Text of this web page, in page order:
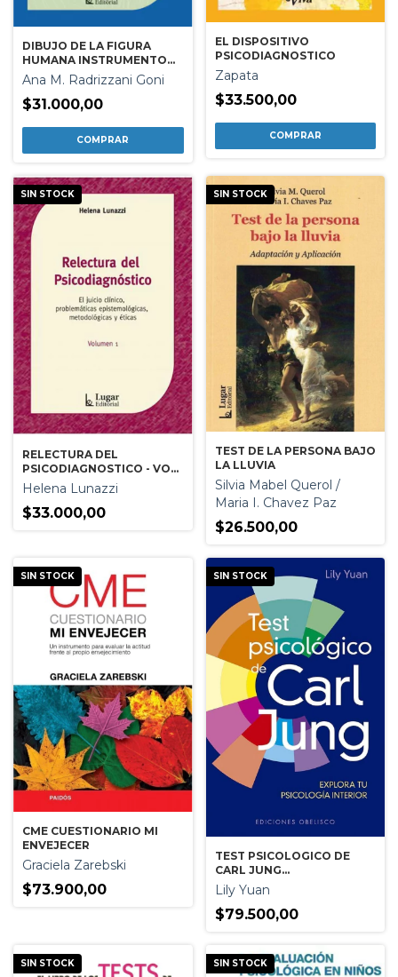
DIBUJO DE LA FIGURA
HUMANA INSTRUMENTO
PARA DETERMINAR EL
NIVEL DE
REPRESENTACION EL
Ana M. Radrizzani Goni
$31.000,00
EL DISPOSITIVO
PSICODIAGNOSTICO
Zapata
$33.500,00
SIN STOCK
RELECTURA DEL
PSICODIAGNOSTICO - VOL.
1Helena Lunazzi
$33.000,00
SIN STOCK
TEST DE LA PERSONA BAJO
LA LLUVIA
Silvia Mabel Querol /
Maria I. Chavez Paz
$26.500,00
SIN STOCK
CME CUESTIONARIO MI
ENVEJECER
Graciela Zarebski
$73.900,00
SIN STOCK
TEST PSICOLOGICO DE
CARL JUNG
(LIBRO+CARTAS)
Lily Yuan
$79.500,00
SIN STOCK SIN STOCK